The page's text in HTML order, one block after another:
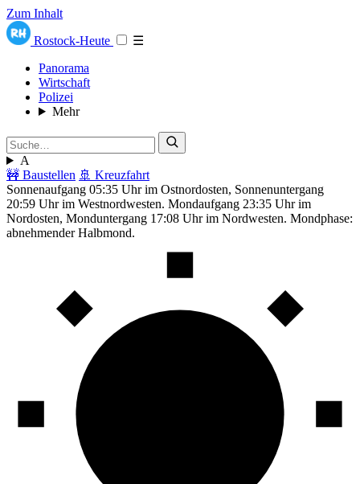
Zum Inhalt
Rostock-Heute
☰
Panorama
Wirtschaft
Polizei
Mehr
A
🚧 Baustellen 🚢 Kreuzfahrt
Sonnenaufgang 05:35 Uhr im Ostnordosten, Sonnenuntergang
20:59 Uhr im Westnordwesten. Mondaufgang 23:35 Uhr im
Nordosten, Monduntergang 17:08 Uhr im Nordwesten. Mondphase:
abnehmender Halbmond.